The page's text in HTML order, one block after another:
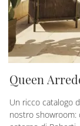
Queen
Un ricco catalogo
nostro showroom: